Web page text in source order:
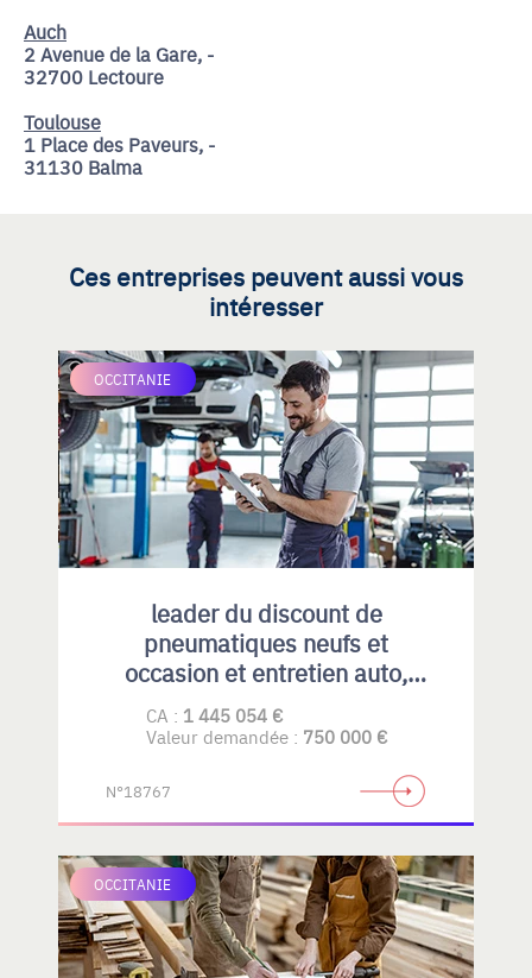
Auch
2 Avenue de la Gare, -
32700 Lectoure
Toulouse
1 Place des Paveurs, -
31130 Balma
Ces entreprises peuvent aussi vous
intéresser
OCCITANIE
leader du discount de
pneumatiques neufs et
occasion et entretien auto,
emplacement idéal et fort
potentiel de développement
CA : 1 445 054 €
Valeur demandée : 750 000 €
N°18767
OCCITANIE